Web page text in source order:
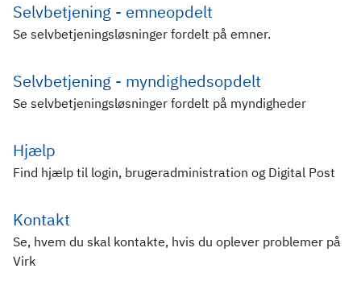
Selvbetjening - emneopdelt
Se selvbetjeningsløsninger fordelt på emner.
Selvbetjening - myndighedsopdelt
Se selvbetjeningsløsninger fordelt på myndigheder
Hjælp
Find hjælp til login, brugeradministration og Digital Post
Kontakt
Se, hvem du skal kontakte, hvis du oplever problemer på
Virk